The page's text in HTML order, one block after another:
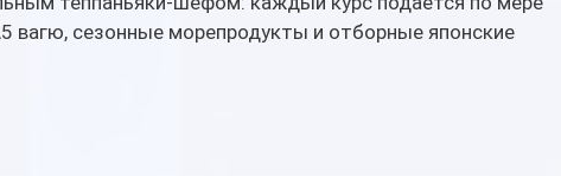
вагю, сезонные морепродукты и отборные японские